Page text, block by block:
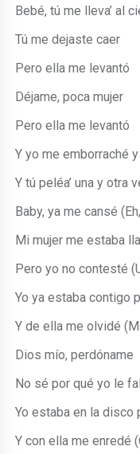
Bebé, tú me lleva’ al
Tú me dejaste caer
Pero ella me levantó
Déjame, poca mujer
Pero ella me levantó
Y yo me emborraché
Y tú peléa’ una y otra
Baby, ya me cansé
Mi mujer me estaba
Pero yo no contesté
Yo ya estaba contigo
Y de ella me olvidé
Dios mío, perdóname
No sé por qué yo le
Yo estaba en la disco
Y con ella me enredé